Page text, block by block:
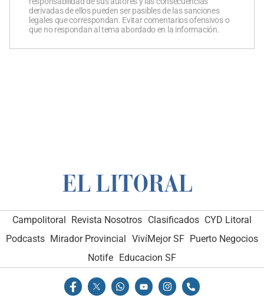
derivadas de ellos pueden ser pasibles de las sanciones
legales que correspondan. Evitar comentarios ofensivos o
que no respondan al tema abordado en la información.
Campolitoral Revista Nosotros Clasificados CYD Litoral
Podcasts Mirador Provincial VivíMejor SF Puerto Negocios
Notife
Educacion SF